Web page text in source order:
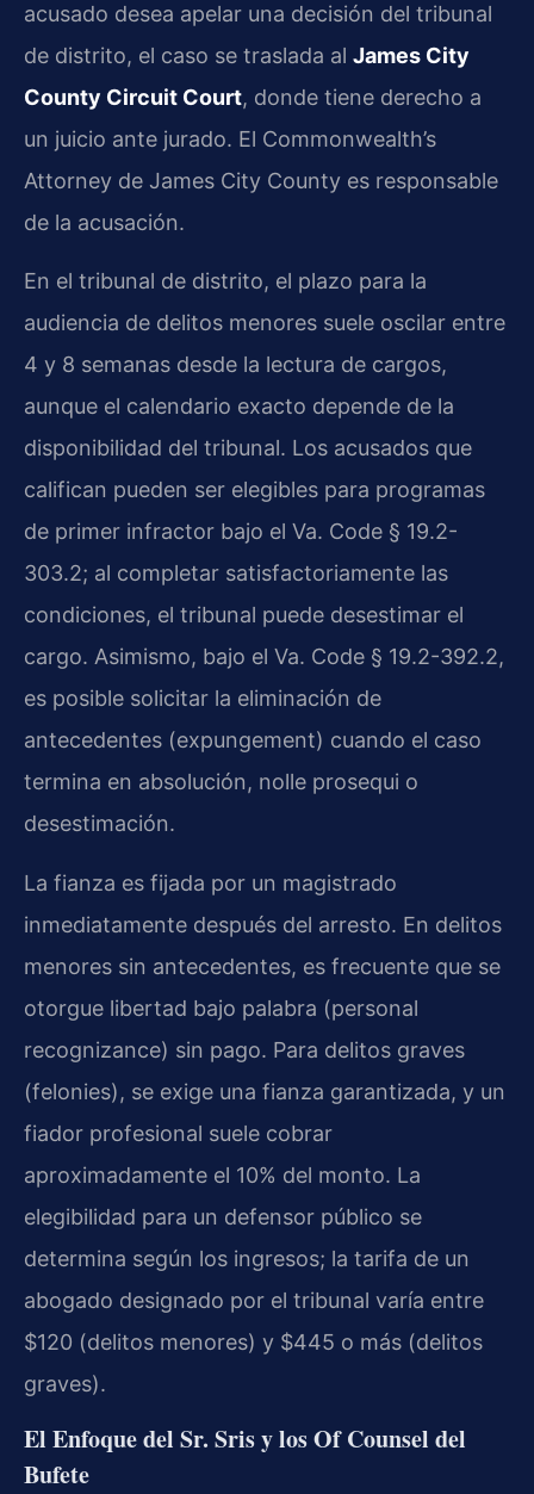
acusado desea apelar una decisión del tribunal
de distrito, el caso se traslada al James City
County Circuit Court, donde tiene derecho a
un juicio ante jurado. El Commonwealth’s
Attorney de James City County es responsable
de la acusación.
En el tribunal de distrito, el plazo para la
audiencia de delitos menores suele oscilar entre
4 y 8 semanas desde la lectura de cargos,
aunque el calendario exacto depende de la
disponibilidad del tribunal. Los acusados que
califican pueden ser elegibles para programas
de primer infractor bajo el Va. Code § 19.2-
303.2; al completar satisfactoriamente las
condiciones, el tribunal puede desestimar el
cargo. Asimismo, bajo el Va. Code § 19.2-392.2,
es posible solicitar la eliminación de
antecedentes (expungement) cuando el caso
termina en absolución, nolle prosequi o
desestimación.
La fianza es fijada por un magistrado
inmediatamente después del arresto. En delitos
menores sin antecedentes, es frecuente que se
otorgue libertad bajo palabra (personal
recognizance) sin pago. Para delitos graves
(felonies), se exige una fianza garantizada, y un
fiador profesional suele cobrar
aproximadamente el 10% del monto. La
elegibilidad para un defensor público se
determina según los ingresos; la tarifa de un
abogado designado por el tribunal varía entre
$120 (delitos menores) y $445 o más (delitos
graves).
El Enfoque del Sr. Sris y los Of Counsel del
Bufete